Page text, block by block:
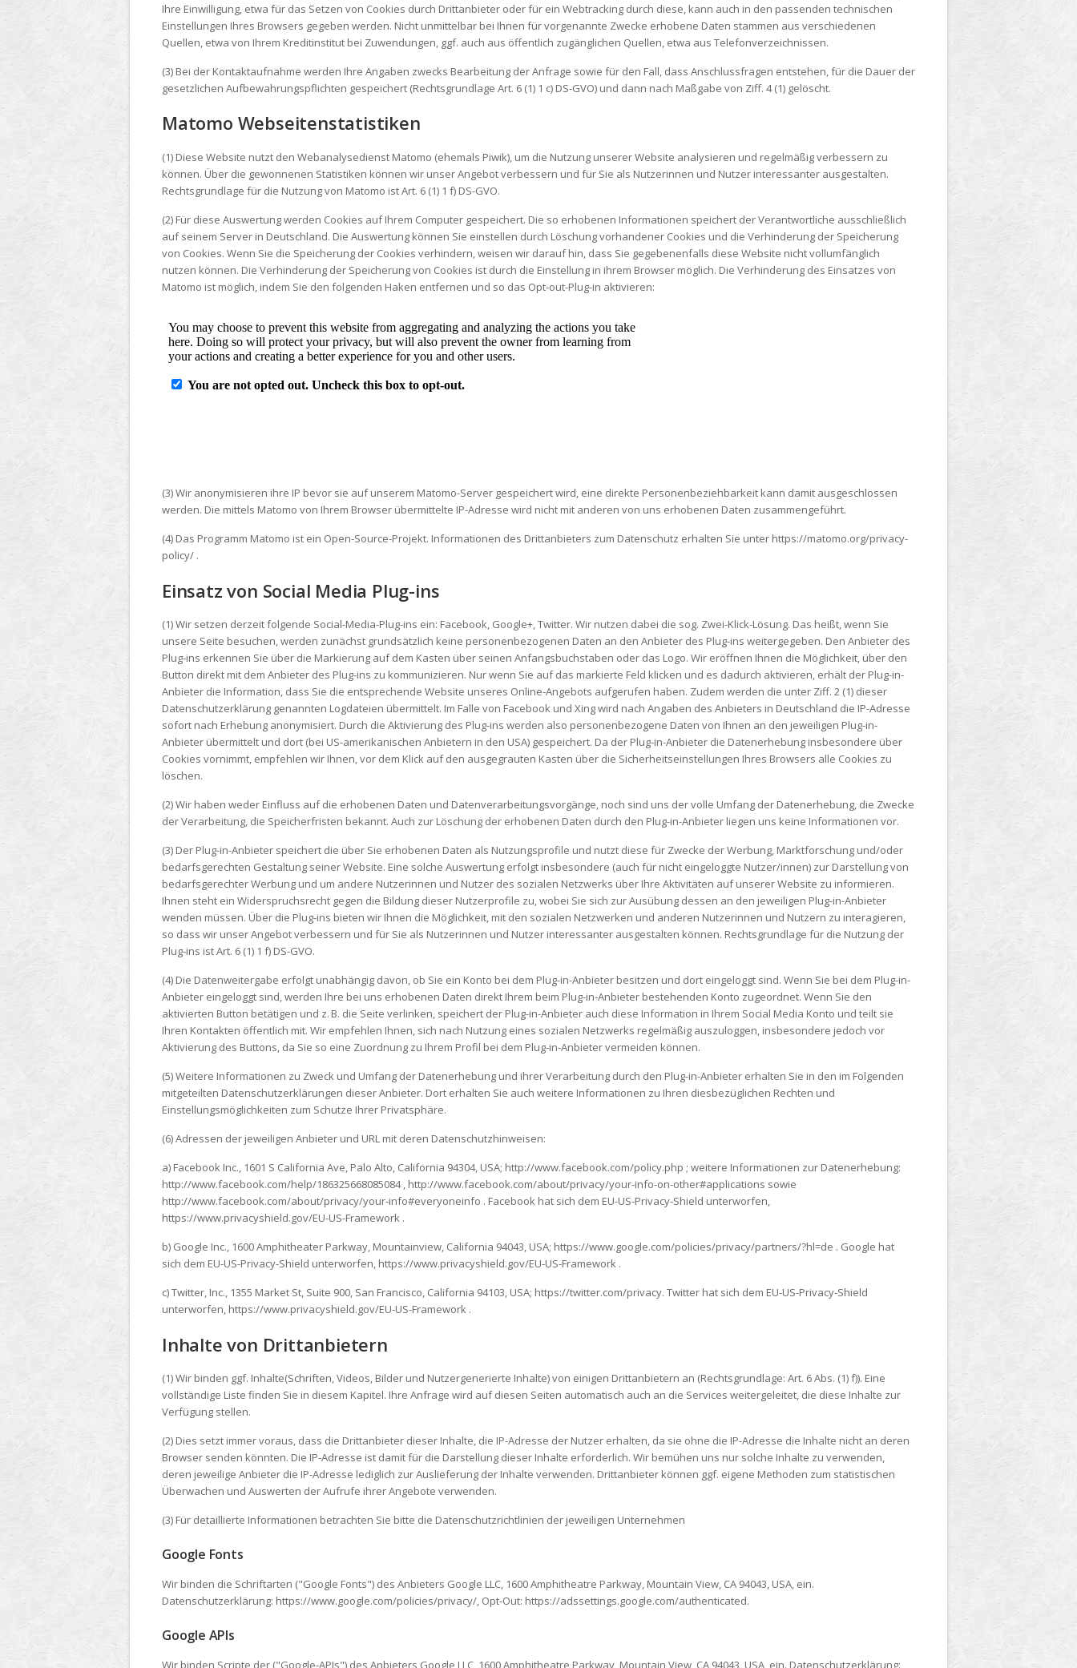
Ihre Einwilligung, etwa für das Setzen von Cookies durch Drittanbieter oder für ein Webtracking durch diese, kann auch in den passenden technischen
Einstellungen Ihres Browsers gegeben werden. Nicht unmittelbar bei Ihnen für vorgenannte Zwecke erhobene Daten stammen aus verschiedenen
Quellen, etwa von Ihrem Kreditinstitut bei Zuwendungen, ggf. auch aus öffentlich zugänglichen Quellen, etwa aus Telefonverzeichnissen.
(3) Bei der Kontaktaufnahme werden Ihre Angaben zwecks Bearbeitung der Anfrage sowie für den Fall, dass Anschlussfragen entstehen, für die Dauer der
gesetzlichen Aufbewahrungspflichten gespeichert (Rechtsgrundlage Art. 6 (1) 1 c) DS-GVO) und dann nach Maßgabe von Ziff. 4 (1) gelöscht.
Matomo Webseitenstatistiken
(1) Diese Website nutzt den Webanalysedienst Matomo (ehemals Piwik), um die Nutzung unserer Website analysieren und regelmäßig verbessern zu
können. Über die gewonnenen Statistiken können wir unser Angebot verbessern und für Sie als Nutzerinnen und Nutzer interessanter ausgestalten.
Rechtsgrundlage für die Nutzung von Matomo ist Art. 6 (1) 1 f) DS-GVO.
(2) Für diese Auswertung werden Cookies auf Ihrem Computer gespeichert. Die so erhobenen Informationen speichert der Verantwortliche ausschließlich
auf seinem Server in Deutschland. Die Auswertung können Sie einstellen durch Löschung vorhandener Cookies und die Verhinderung der Speicherung
von Cookies. Wenn Sie die Speicherung der Cookies verhindern, weisen wir darauf hin, dass Sie gegebenenfalls diese Website nicht vollumfänglich
nutzen können. Die Verhinderung der Speicherung von Cookies ist durch die Einstellung in ihrem Browser möglich. Die Verhinderung des Einsatzes von
Matomo ist möglich, indem Sie den folgenden Haken entfernen und so das Opt-out-Plug-in aktivieren:
(3) Wir anonymisieren ihre IP bevor sie auf unserem Matomo-Server gespeichert wird, eine direkte Personenbeziehbarkeit kann damit ausgeschlossen
werden. Die mittels Matomo von Ihrem Browser übermittelte IP-Adresse wird nicht mit anderen von uns erhobenen Daten zusammengeführt.
(4) Das Programm Matomo ist ein Open-Source-Projekt. Informationen des Drittanbieters zum Datenschutz erhalten Sie unter https://matomo.org/privacy-
policy/ .
Einsatz von Social Media Plug-ins
(1) Wir setzen derzeit folgende Social-Media-Plug-ins ein: Facebook, Google+, Twitter. Wir nutzen dabei die sog. Zwei-Klick-Lösung. Das heißt, wenn Sie
unsere Seite besuchen, werden zunächst grundsätzlich keine personenbezogenen Daten an den Anbieter des Plug-ins weitergegeben. Den Anbieter des
Plug-ins erkennen Sie über die Markierung auf dem Kasten über seinen Anfangsbuchstaben oder das Logo. Wir eröffnen Ihnen die Möglichkeit, über den
Button direkt mit dem Anbieter des Plug-ins zu kommunizieren. Nur wenn Sie auf das markierte Feld klicken und es dadurch aktivieren, erhält der Plug-in-
Anbieter die Information, dass Sie die entsprechende Website unseres Online-Angebots aufgerufen haben. Zudem werden die unter Ziff. 2 (1) dieser
Datenschutzerklärung genannten Logdateien übermittelt. Im Falle von Facebook und Xing wird nach Angaben des Anbieters in Deutschland die IP-Adresse
sofort nach Erhebung anonymisiert. Durch die Aktivierung des Plug-ins werden also personenbezogene Daten von Ihnen an den jeweiligen Plug-in-
Anbieter übermittelt und dort (bei US-amerikanischen Anbietern in den USA) gespeichert. Da der Plug-in-Anbieter die Datenerhebung insbesondere über
Cookies vornimmt, empfehlen wir Ihnen, vor dem Klick auf den ausgegrauten Kasten über die Sicherheitseinstellungen Ihres Browsers alle Cookies zu
löschen.
(2) Wir haben weder Einfluss auf die erhobenen Daten und Datenverarbeitungsvorgänge, noch sind uns der volle Umfang der Datenerhebung, die Zwecke
der Verarbeitung, die Speicherfristen bekannt. Auch zur Löschung der erhobenen Daten durch den Plug-in-Anbieter liegen uns keine Informationen vor.
(3) Der Plug-in-Anbieter speichert die über Sie erhobenen Daten als Nutzungsprofile und nutzt diese für Zwecke der Werbung, Marktforschung und/oder
bedarfsgerechten Gestaltung seiner Website. Eine solche Auswertung erfolgt insbesondere (auch für nicht eingeloggte Nutzer/innen) zur Darstellung von
bedarfsgerechter Werbung und um andere Nutzerinnen und Nutzer des sozialen Netzwerks über Ihre Aktivitäten auf unserer Website zu informieren.
Ihnen steht ein Widerspruchsrecht gegen die Bildung dieser Nutzerprofile zu, wobei Sie sich zur Ausübung dessen an den jeweiligen Plug-in-Anbieter
wenden müssen. Über die Plug-ins bieten wir Ihnen die Möglichkeit, mit den sozialen Netzwerken und anderen Nutzerinnen und Nutzern zu interagieren,
so dass wir unser Angebot verbessern und für Sie als Nutzerinnen und Nutzer interessanter ausgestalten können. Rechtsgrundlage für die Nutzung der
Plug-ins ist Art. 6 (1) 1 f) DS-GVO.
(4) Die Datenweitergabe erfolgt unabhängig davon, ob Sie ein Konto bei dem Plug-in-Anbieter besitzen und dort eingeloggt sind. Wenn Sie bei dem Plug-in-
Anbieter eingeloggt sind, werden Ihre bei uns erhobenen Daten direkt Ihrem beim Plug-in-Anbieter bestehenden Konto zugeordnet. Wenn Sie den
aktivierten Button betätigen und z. B. die Seite verlinken, speichert der Plug-in-Anbieter auch diese Information in Ihrem Social Media Konto und teilt sie
Ihren Kontakten öffentlich mit. Wir empfehlen Ihnen, sich nach Nutzung eines sozialen Netzwerks regelmäßig auszuloggen, insbesondere jedoch vor
Aktivierung des Buttons, da Sie so eine Zuordnung zu Ihrem Profil bei dem Plug-in-Anbieter vermeiden können.
(5) Weitere Informationen zu Zweck und Umfang der Datenerhebung und ihrer Verarbeitung durch den Plug-in-Anbieter erhalten Sie in den im Folgenden
mitgeteilten Datenschutzerklärungen dieser Anbieter. Dort erhalten Sie auch weitere Informationen zu Ihren diesbezüglichen Rechten und
Einstellungsmöglichkeiten zum Schutze Ihrer Privatsphäre.
(6) Adressen der jeweiligen Anbieter und URL mit deren Datenschutzhinweisen:
a) Facebook Inc., 1601 S California Ave, Palo Alto, California 94304, USA; http://www.facebook.com/policy.php ; weitere Informationen zur Datenerhebung:
http://www.facebook.com/help/186325668085084 , http://www.facebook.com/about/privacy/your-info-on-other#applications sowie
http://www.facebook.com/about/privacy/your-info#everyoneinfo . Facebook hat sich dem EU-US-Privacy-Shield unterworfen,
https://www.privacyshield.gov/EU-US-Framework .
b) Google Inc., 1600 Amphitheater Parkway, Mountainview, California 94043, USA; https://www.google.com/policies/privacy/partners/?hl=de . Google hat
sich dem EU-US-Privacy-Shield unterworfen, https://www.privacyshield.gov/EU-US-Framework .
c) Twitter, Inc., 1355 Market St, Suite 900, San Francisco, California 94103, USA; https://twitter.com/privacy. Twitter hat sich dem EU-US-Privacy-Shield
unterworfen, https://www.privacyshield.gov/EU-US-Framework .
Inhalte von Drittanbietern
(1) Wir binden ggf. Inhalte(Schriften, Videos, Bilder und Nutzergenerierte Inhalte) von einigen Drittanbietern an (Rechtsgrundlage: Art. 6 Abs. (1) f)). Eine
vollständige Liste finden Sie in diesem Kapitel. Ihre Anfrage wird auf diesen Seiten automatisch auch an die Services weitergeleitet, die diese Inhalte zur
Verfügung stellen.
(2) Dies setzt immer voraus, dass die Drittanbieter dieser Inhalte, die IP-Adresse der Nutzer erhalten, da sie ohne die IP-Adresse die Inhalte nicht an deren
Browser senden könnten. Die IP-Adresse ist damit für die Darstellung dieser Inhalte erforderlich. Wir bemühen uns nur solche Inhalte zu verwenden,
deren jeweilige Anbieter die IP-Adresse lediglich zur Auslieferung der Inhalte verwenden. Drittanbieter können ggf. eigene Methoden zum statistischen
Überwachen und Auswerten der Aufrufe ihrer Angebote verwenden.
(3) Für detaillierte Informationen betrachten Sie bitte die Datenschutzrichtlinien der jeweiligen Unternehmen
Google Fonts
Wir binden die Schriftarten ("Google Fonts") des Anbieters Google LLC, 1600 Amphitheatre Parkway, Mountain View, CA 94043, USA, ein.
Datenschutzerklärung: https://www.google.com/policies/privacy/, Opt-Out: https://adssettings.google.com/authenticated.
Google APIs
Wir binden Scripte der ("Google-APIs") des Anbieters Google LLC, 1600 Amphitheatre Parkway, Mountain View, CA 94043, USA, ein. Datenschutzerklärung: